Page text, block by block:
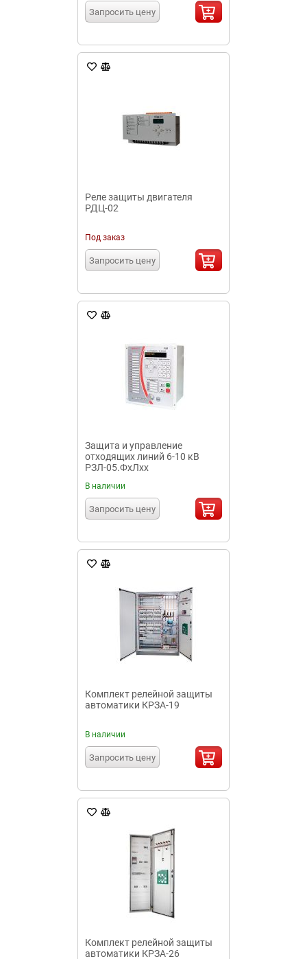
Запросить цену
Реле защиты двигателя
РДЦ-02
Под заказ
Запросить цену
Защита и управление
отходящих линий 6-10 кВ
РЗЛ-05.ФхЛхх
В наличии
Запросить цену
Комплект релейной защиты
автоматики КРЗА-19
В наличии
Запросить цену
Комплект релейной защиты
автоматики КРЗА-26